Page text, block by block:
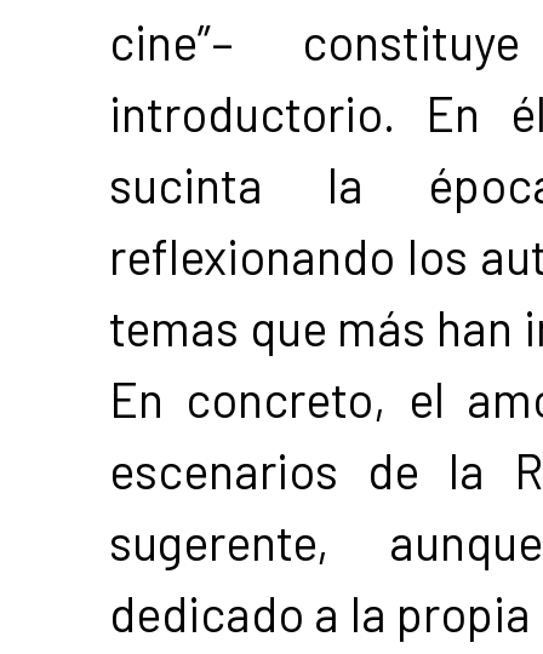
cine”–
introductorio. En
sucinta la
reflexionando los
temas que más han
En concreto, el
escenarios de la
sugerente,
dedicado a la